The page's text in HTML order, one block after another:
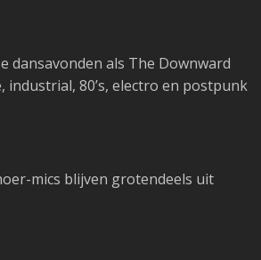
dansavonden als The Downward
industrial, 80’s, electro en postpunk
mics blijven grotendeels uit